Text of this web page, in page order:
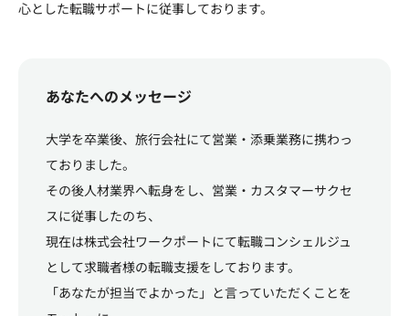
心とした転職サポートに従事しております。
あなたへのメッセージ
大学を卒業後、旅行会社にて営業・添乗業務に携わっ
ておりました。
その後人材業界へ転身をし、営業・カスタマーサクセ
スに従事したのち、
現在は株式会社ワークポートにて転職コンシェルジュ
として求職者様の転職支援をしております。
「あなたが担当でよかった」と言っていただくことを